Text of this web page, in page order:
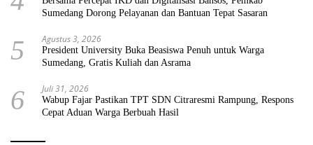
Sumedang Dorong Pelayanan dan Bantuan Tepat Sasaran
5 Agustus 3, 2026
President University Buka Beasiswa Penuh untuk Warga
Sumedang, Gratis Kuliah dan Asrama
6 Juli 31, 2026
Wabup Fajar Pastikan TPT SDN Citraresmi Rampung, Respons
Cepat Aduan Warga Berbuah Hasil